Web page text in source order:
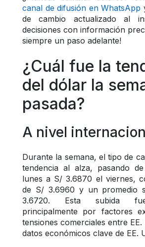
canal de difusión en WhatsApp
de cambio actualizado al
decisiones con información
siempre un paso adelante!
¿Cuál fue la
del dólar la
pasada?
A nivel
Durante la semana, el tipo de
tendencia al alza, pasando
lunes a S/ 3.6870 el viernes,
de S/ 3.6960 y un promedio
3.6720. Esta subida
principalmente por factores
tensiones comerciales entre
datos económicos clave de EE.